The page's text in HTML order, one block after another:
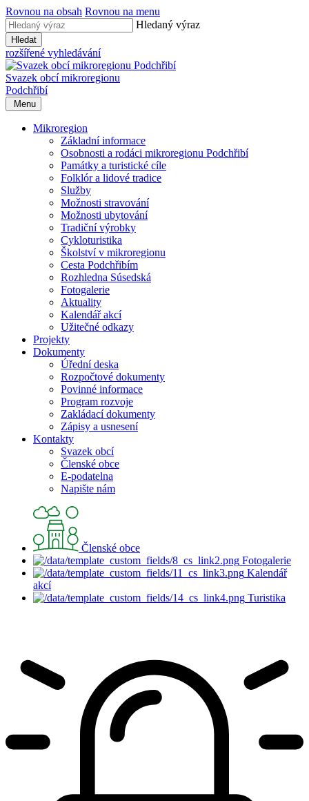
Rovnou na obsah Rovnou na menu
Hledaný výraz
Hledat
rozšířené vyhledávání
Svazek obcí mikroregionu
Podchřibí
Menu
Mikroregion
Základní informace
Osobnosti a rodáci mikroregionu Podchřibí
Památky a turistické cíle
Folklór a lidové tradice
Služby
Možnosti stravování
Možnosti ubytování
Tradiční výrobky
Cykloturistika
Školství v mikroregionu
Cesta Podchřibím
Rozhledna Súsedská
Fotogalerie
Aktuality
Kalendář akcí
Užitečné odkazy
Projekty
Dokumenty
Úřední deska
Rozpočtové dokumenty
Povinné informace
Program rozvoje
Zakládací dokumenty
Zápisy a usnesení
Kontakty
Svazek obcí
Členské obce
E-podatelna
Napište nám
Členské obce
Fotogalerie
Kalendář
akcí
Turistika